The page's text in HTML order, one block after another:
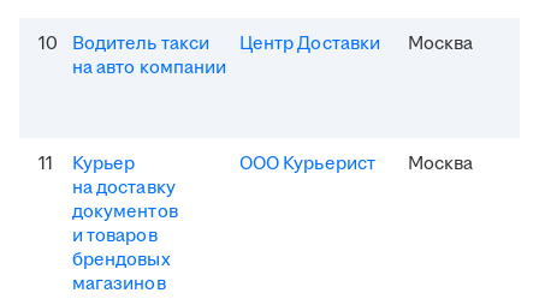
10
Водитель такси
на авто компании
Центр Доставки Москва
11
Курьер
на доставку
документов
и товаров
брендовых
магазинов
ООО Курьерист Москва